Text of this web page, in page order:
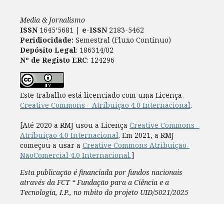
Media & Jornalismo
ISSN 1645‘5681 | e-ISSN2183-5462
Peridiocidade: Semestral (Fluxo Contínuo)
Depósito Legal: 186314/02
Nº de Registo ERC: 124296
Este trabalho está licenciado com uma Licença
Creative Commons - Atribuição 4.0 Internacional.
[Até 2020 a RMJ usou a Licença Creative Commons -
Atribuição 4.0 Internacional. Em 2021, a RMJ
começou a usar a Creative Commons Atribuição-
NãoComercial 4.0 Internacional.]
Esta publicação é financiada por fundos nacionais
através da FCT “ Fundação para a Ciência e a
Tecnologia, I.P., no mbito do projeto UID/5021/2025